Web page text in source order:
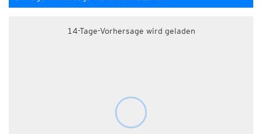
14-Tage-Vorhersage wird geladen